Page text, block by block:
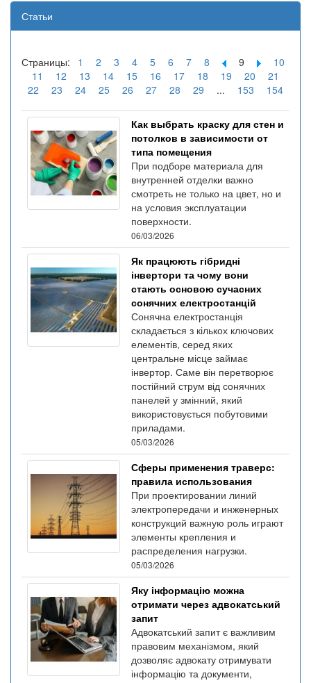
Статьи
Страницы: 1 2 3 4 5 6 7 8 9
10
11
12 13 14 15 16 17 18 19 20
21
22
23 24 25 26 27 28 29 ... 153 154
Как выбрать краску для стен и
потолков в зависимости от
типа помещения
При подборе материала для
внутренней отделки важно
смотреть не только на цвет, но и
на условия эксплуатации
поверхности.
06/03/2026
Як працюють гібридні
інвертори та чому вони
стають основою сучасних
сонячних електростанцій
Сонячна електростанція
складається з кількох ключових
елементів, серед яких
центральне місце займає
інвертор. Саме він перетворює
постійний струм від сонячних
панелей у змінний, який
використовується побутовими
приладами.
05/03/2026
Сферы применения траверс:
правила использования
При проектировании линий
электропередачи и инженерных
конструкций важную роль играют
элементы крепления и
распределения нагрузки.
05/03/2026
Яку інформацію можна
отримати через адвокатський
запит
Адвокатський запит є важливим
правовим механізмом, який
дозволяє адвокату отримувати
інформацію та документи,